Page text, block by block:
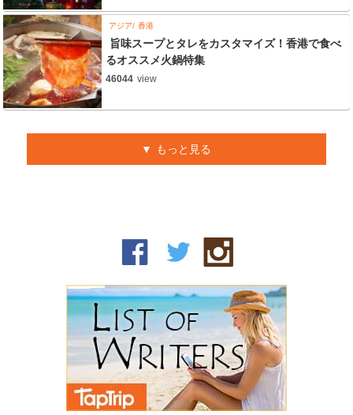
アジア 香港
旨味スープとタレをカスタマイズ！香港で食べ
るオススメ火鍋特集
46044 view
もっと見る